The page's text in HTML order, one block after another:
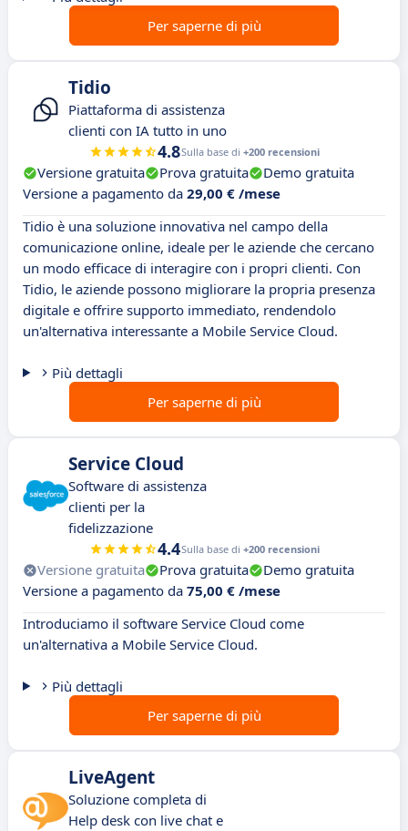
Per saperne di più
Tidio
Piattaforma di assistenza
clienti con IA tutto in uno
4.8Sulla base di +200 recensioni
Versione gratuita Prova gratuita
Demo gratuita
Versione a pagamento da 29,00 € /mese
Tidio è una soluzione innovativa nel campo della
comunicazione online, ideale per le aziende che cercano
un modo efficace di interagire con i propri clienti. Con
Tidio, le aziende possono migliorare la propria presenza
digitale e offrire supporto immediato, rendendolo
un'alternativa interessante a Mobile Service Cloud.
Più dettagli
Per saperne di più
Service Cloud
Software di assistenza
clienti per la
fidelizzazione
4.4Sulla base di +200 recensioni
Versione gratuita Prova gratuita
Demo gratuita
Versione a pagamento da 75,00 € /mese
Introduciamo il software Service Cloud come
un'alternativa a Mobile Service Cloud.
Più dettagli
Per saperne di più
LiveAgent
Soluzione completa di
Help desk con live chat e